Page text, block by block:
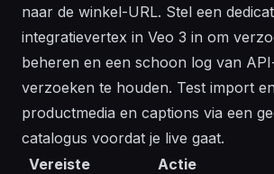
naar de winkel-URL. Stel een
integratievertex in Veo 3 in om
beheren en een schoon log van
verzoeken te houden. Test import
productmedia en captions via een
catalogus voordat je live gaat.
Vereiste
Actie